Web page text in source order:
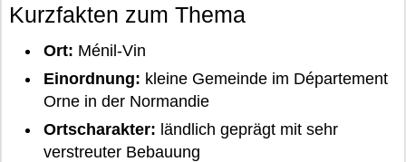
Kurzfakten zum Thema
Ort: Ménil-Vin
Einordnung: kleine Gemeinde im Département
Orne in der Normandie
Ortscharakter: ländlich geprägt mit sehr
verstreuter Bebauung